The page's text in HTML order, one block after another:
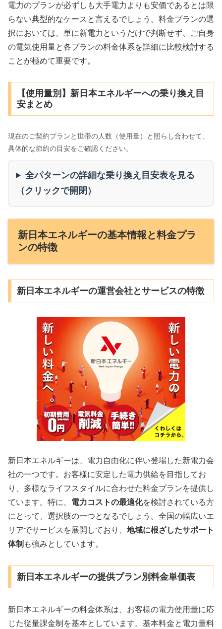
電力のプランが必ずしも大手電力よりも安価であるとは限
らない典型的なケースと言えるでしょう。料金プランの選
択においては、単に新電力というだけで判断せず、ご自身
の電気使用量と各プランの料金体系を詳細に比較検討する
ことが極めて重要です。
【使用量別】新日本エネルギーへの乗り換え目
安まとめ
現在のご契約プランと世帯の人数（使用量）と照らし合わせて、
具体的な節約の目安をご確認ください。
全パターンの詳細な乗り換え目安表を見る
（クリックで開閉）
新日本エネルギーの基本情報と料金プラ
ンの特徴
新日本エネルギーの運営会社とサービスの特徴
新日本エネルギーは、電力自由化に伴い登場した新電力会
社の一つです。お客様に安定した電力供給を目指してお
り、多様なライフスタイルに合わせた料金プランを提供し
ています。特に、 電力コストの最適化を検討されている方
にとって、選択肢の一つとなるでしょう。全国の幅広いエ
リアでサービスを展開しており、 地域に根ざしたサポート
体制 も強みとしています。
新日本エネルギーの提供プラン別料金単価表
新日本エネルギーの料金体系は、お客様の電力使用量に応
じた従量課金制を基本としています。基本料金と電力量料